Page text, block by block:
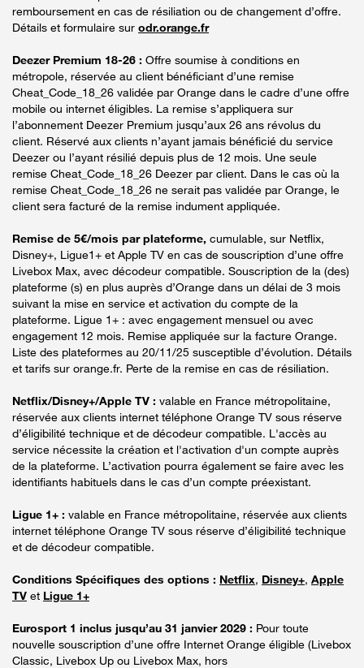
remboursement en cas de résiliation ou de changement d’offre.
Détails et formulaire sur odr.orange.fr
Deezer Premium 18-26 : Offre soumise à conditions en
métropole, réservée au client bénéficiant d’une remise
Cheat_Code_18_26 validée par Orange dans le cadre d’une offre
mobile ou internet éligibles. La remise s’appliquera sur
l’abonnement Deezer Premium jusqu’aux 26 ans révolus du
client. Réservé aux clients n’ayant jamais bénéficié du service
Deezer ou l’ayant résilié depuis plus de 12 mois. Une seule
remise Cheat_Code_18_26 Deezer par client. Dans le cas où la
remise Cheat_Code_18_26 ne serait pas validée par Orange, le
client sera facturé de la remise indument appliquée.
Remise de 5€/mois par plateforme, cumulable, sur Netflix,
Disney+, Ligue1+ et Apple TV en cas de souscription d’une offre
Livebox Max, avec décodeur compatible. Souscription de la (des)
plateforme (s) en plus auprès d’Orange dans un délai de 3 mois
suivant la mise en service et activation du compte de la
plateforme. Ligue 1+ : avec engagement mensuel ou avec
engagement 12 mois. Remise appliquée sur la facture Orange.
Liste des plateformes au 20/11/25 susceptible d’évolution. Détails
et tarifs sur orange.fr. Perte de la remise en cas de résiliation.
Netflix/Disney+/Apple TV : valable en France métropolitaine,
réservée aux clients internet téléphone Orange TV sous réserve
d’éligibilité technique et de décodeur compatible. L'accès au
service nécessite la création et l'activation d'un compte auprès
de la plateforme. L’activation pourra également se faire avec les
identifiants habituels dans le cas d’un compte préexistant.
Ligue 1+ : valable en France métropolitaine, réservée aux clients
internet téléphone Orange TV sous réserve d’éligibilité technique
et de décodeur compatible.
Conditions Spécifiques des options : Netflix, Disney+, Apple
TV et Ligue 1+
Eurosport 1 inclus jusqu’au 31 janvier 2029 : Pour toute
nouvelle souscription d’une offre Internet Orange éligible (Livebox
Classic, Livebox Up ou Livebox Max, hors